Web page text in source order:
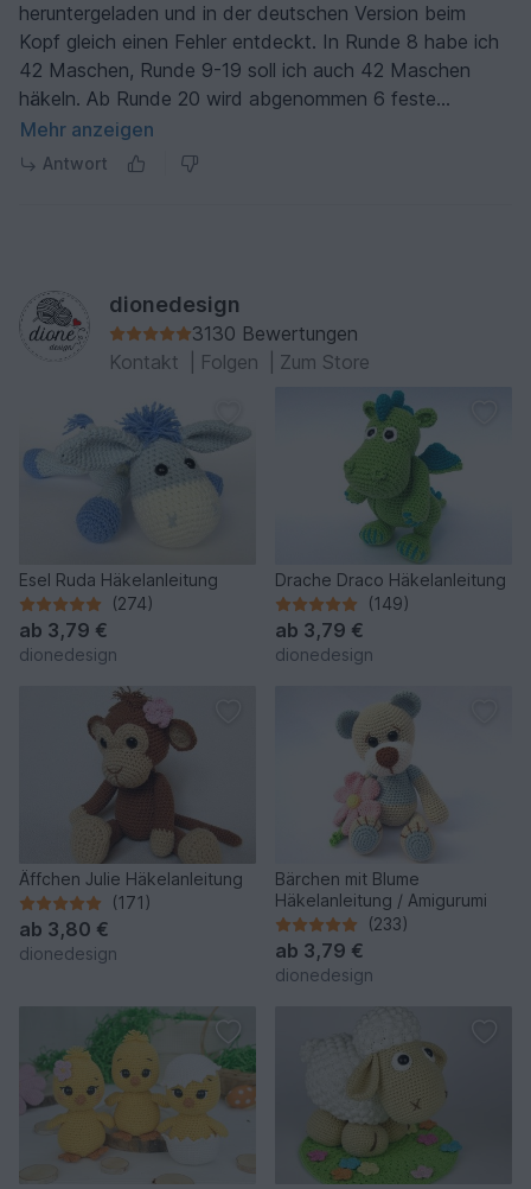
heruntergeladen und in der deutschen Version beim
Kopf gleich einen Fehler entdeckt. In Runde 8 habe ich
42 Maschen, Runde 9-19 soll ich auch 42 Maschen
häkeln. Ab Runde 20 wird abgenommen 6 feste
Maschen häkeln und 2 Maschen zusammen häkeln.
Wenn ich das 6 mal mache, habe ich 36 Maschen und
Mehr anzeigen
Antwort
dionedesign
3130 Bewertungen
Kontakt
Folgen Zum Store
Esel Ruda Häkelanleitung
(274)
ab 3,79 €
dionedesign
Drache Draco Häkelanleitung
(149)
ab 3,79 €
dionedesign
Äffchen Julie Häkelanleitung
(171)
ab 3,80 €
dionedesign
Bärchen mit Blume
Häkelanleitung / Amigurumi
(233)
ab 3,79 €
dionedesign